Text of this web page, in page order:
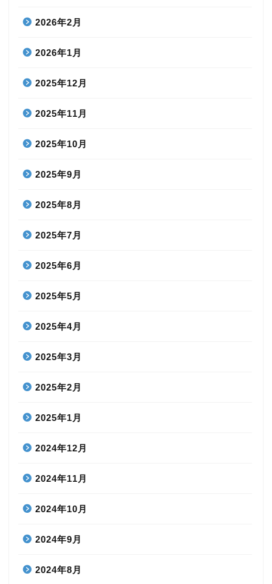
2026年2月
2026年1月
2025年12月
2025年11月
2025年10月
2025年9月
2025年8月
2025年7月
2025年6月
2025年5月
2025年4月
2025年3月
2025年2月
2025年1月
2024年12月
2024年11月
2024年10月
2024年9月
2024年8月